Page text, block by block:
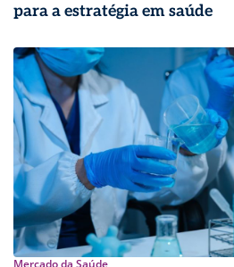
para a estratégia em saúde
Mercado da Saúde